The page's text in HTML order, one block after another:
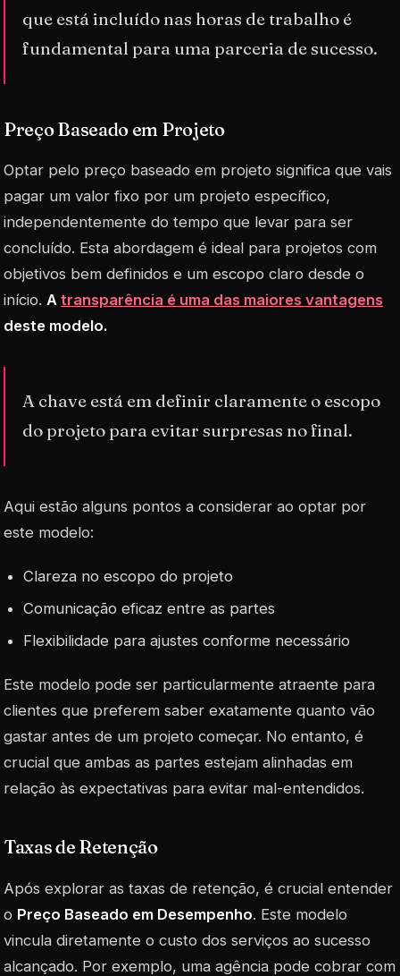
que está incluído nas horas de trabalho é
fundamental para uma parceria de sucesso.
Preço Baseado em Projeto
Optar pelo preço baseado em projeto significa que vais
pagar um valor fixo por um projeto específico,
independentemente do tempo que levar para ser
concluído. Esta abordagem é ideal para projetos com
objetivos bem definidos e um escopo claro desde o
início. A transparência é uma das maiores vantagens
deste modelo.
A chave está em definir claramente o escopo
do projeto para evitar surpresas no final.
Aqui estão alguns pontos a considerar ao optar por
este modelo:
Clareza no escopo do projeto
Comunicação eficaz entre as partes
Flexibilidade para ajustes conforme necessário
Este modelo pode ser particularmente atraente para
clientes que preferem saber exatamente quanto vão
gastar antes de um projeto começar. No entanto, é
crucial que ambas as partes estejam alinhadas em
relação às expectativas para evitar mal-entendidos.
Taxas de Retenção
Após explorar as taxas de retenção, é crucial entender
o Preço Baseado em Desempenho. Este modelo
vincula diretamente o custo dos serviços ao sucesso
alcançado. Por exemplo, uma agência pode cobrar com